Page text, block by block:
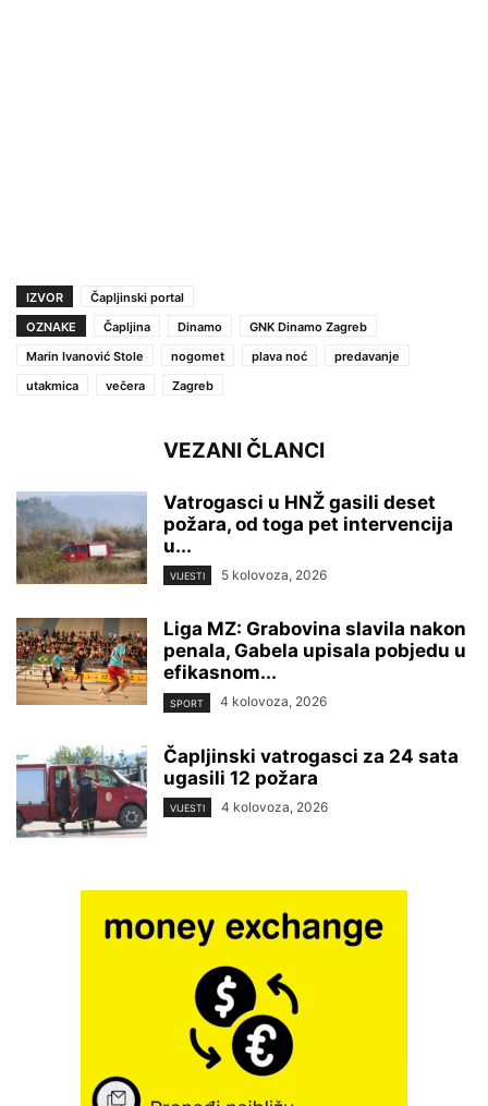
IZVOR
Čapljinski portal
OZNAKE
Čapljina Dinamo
GNK Dinamo Zagreb
Marin Ivanović Stole
nogomet plava noć
predavanje
utakmica
večera Zagreb
VEZANI ČLANCI
Vatrogasci u HNŽ gasili deset
požara, od toga pet intervencija
u...
VIJESTI 5 kolovoza, 2026
Liga MZ: Grabovina slavila nakon
penala, Gabela upisala pobjedu u
efikasnom...
SPORT 4 kolovoza, 2026
Čapljinski vatrogasci za 24 sata
ugasili 12 požara
VIJESTI 4 kolovoza, 2026